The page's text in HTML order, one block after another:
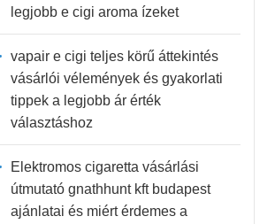
legjobb e cigi aroma ízeket
vapair e cigi teljes körű áttekintés
vásárlói vélemények és gyakorlati
tippek a legjobb ár érték
választáshoz
Elektromos cigaretta vásárlási
útmutató gnathhunt kft budapest
ajánlatai és miért érdemes a